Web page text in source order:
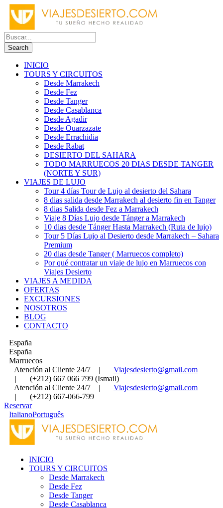
INICIO
TOURS Y CIRCUITOS
Desde Marrakech
Desde Fez
Desde Tanger
Desde Casablanca
Desde Agadir
Desde Ouarzazate
Desde Errachidia
Desde Rabat
DESIERTO DEL SAHARA
TODO MARRUECOS 20 DIAS DESDE TANGER
(NORTE Y SUR)
VIAJES DE LUJO
Tour 4 días Tour de Lujo al desierto del Sahara
8 dias salida desde Marrakech al desierto fin en Tanger
8 dias Salida desde Fez a Marrakech
Viaje 8 Días Lujo desde Tánger a Marrakech
10 dias desde Tánger Hasta Marrakech (Ruta de lujo)
Tour 5 Días Lujo al Desierto desde Marrakech – Sahara
Premium
20 dias desde Tanger ( Marruecos completo)
Por qué contratar un viaje de lujo en Marruecos con
Viajes Desierto
VIAJES A MEDIDA
OFERTAS
EXCURSIONES
NOSOTROS
BLOG
CONTACTO
España
España
Marruecos
Atención al Cliente 24/7
|
Viajesdesierto@gmail.com
|
(+212) 667 066 799 (Ismail)
Atención al Cliente 24/7
|
Viajesdesierto@gmail.com
|
(+212) 667-066-799
Reservar
ItalianoPortuguês
INICIO
TOURS Y CIRCUITOS
Desde Marrakech
Desde Fez
Desde Tanger
Desde Casablanca